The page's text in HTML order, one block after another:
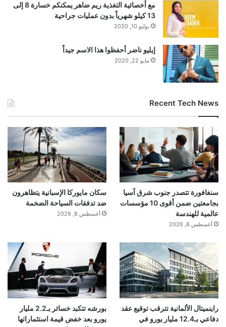
sacrificing flavor.
​Essential Hydration and Micronutrients:
Packed with vital B-vitamins and
electrolytes, it supports metabolic
during intense tasks.
​Premium Refreshing Taste: Crafted by
expert flavorists, the beverage offers a
crisp, refreshing taste profile designed
to please sophisticated palates.
​A Versatile Solution for the Modern
Achiever: Whether consumed as a pre-
workout catalyst, a mid-day productivity
booster during a grueling workday, or a
travel companion to combat jetlag,
مع أخصائية التغذية ريم ضاهر يمكنكم خسارة 8 إلى
13 كيلو شهرياً بدون عمليات جراحية
يوليو 10, 2020
إيليو ناضر أحفظوا هذا الاسم جيداً
مايو 22, 2020
Recent Tech News
سنغافورة تتصدر جنوب شرق آسيا
بجامعتين ضمن أقوى 10 مؤسسات
عالمية للهندسة
أغسطس 8, 2026
سكان مايوركا الإسبانية يتظاهرون
ضد تدفقات السياحة الضخمة
أغسطس 8, 2026
راينميتال الألمانية تترقب توقيع عقد
دفاعي بـ12.4 مليار يورو في
بورشه تتكبد خسائر بـ2.2 مليار
يورو بعد خفض قيمة استثماراتها